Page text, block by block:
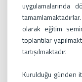
uygulamalarında
olarak eğitim
toplantılar
tartışılmaktadır.
Kurulduğu günden